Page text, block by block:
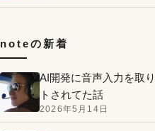
noteの新着
AI開発に音声入力を取
トされてた話
2026年5月14日